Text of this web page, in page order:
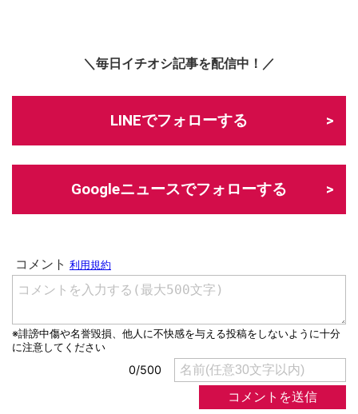
＼毎日イチオシ記事を配信中！／
LINEでフォローする
Googleニュースでフォローする